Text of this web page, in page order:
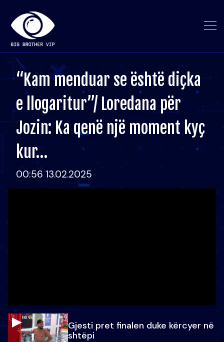
“Kam menduar se është diçka
e llogaritur”/ Loredana për
Jozin: Ka qenë një moment kyç
kur…
00:56 13.02.2025
Gjesti pret finalen duke kërcyer në
shtëpi